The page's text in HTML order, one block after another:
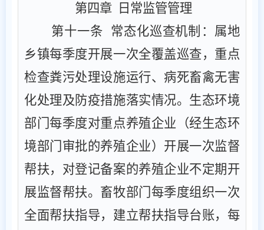
第四章
日常监管管理
第十一条
‌ ‌常态化巡查机制‌：属地
乡镇每季度开展一次全覆盖巡查，重点
检查粪污处理设施运行、病死畜禽无害
化处理及防疫措施落实情况。生态环境
部门每季度对重点养殖企业 （经生态环
境部门审批的养殖企业） 开展一次监督
帮扶， 对登记备案的养殖企业不定期开
展监督帮扶。畜牧部门每季度组织一次
全面帮扶指导， 建立帮扶指导台账，每